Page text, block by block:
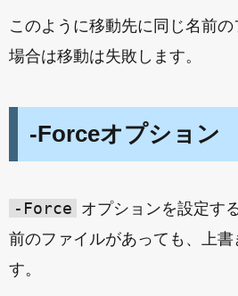
このように移動先に同じ名前
場合は移動は失敗します。
-Forceオプション
-Force オプションを設定す
前のファイルがあっても、上書
す。